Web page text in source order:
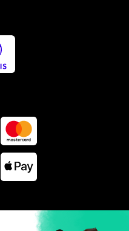
la base de donnée